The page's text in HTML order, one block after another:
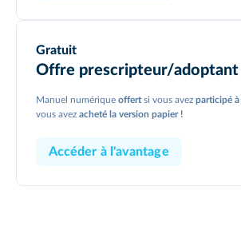
Gratuit
Offre prescripteur/adoptant
Manuel numérique offertsi vous avez participé
vous avez acheté la version papier !
Accéder à l'avantage